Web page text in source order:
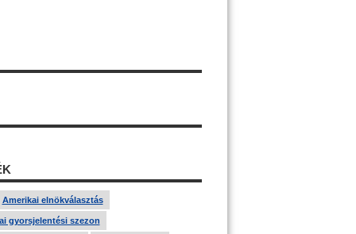
Amerikai elnökválasztás
gyorsjelentési szezon